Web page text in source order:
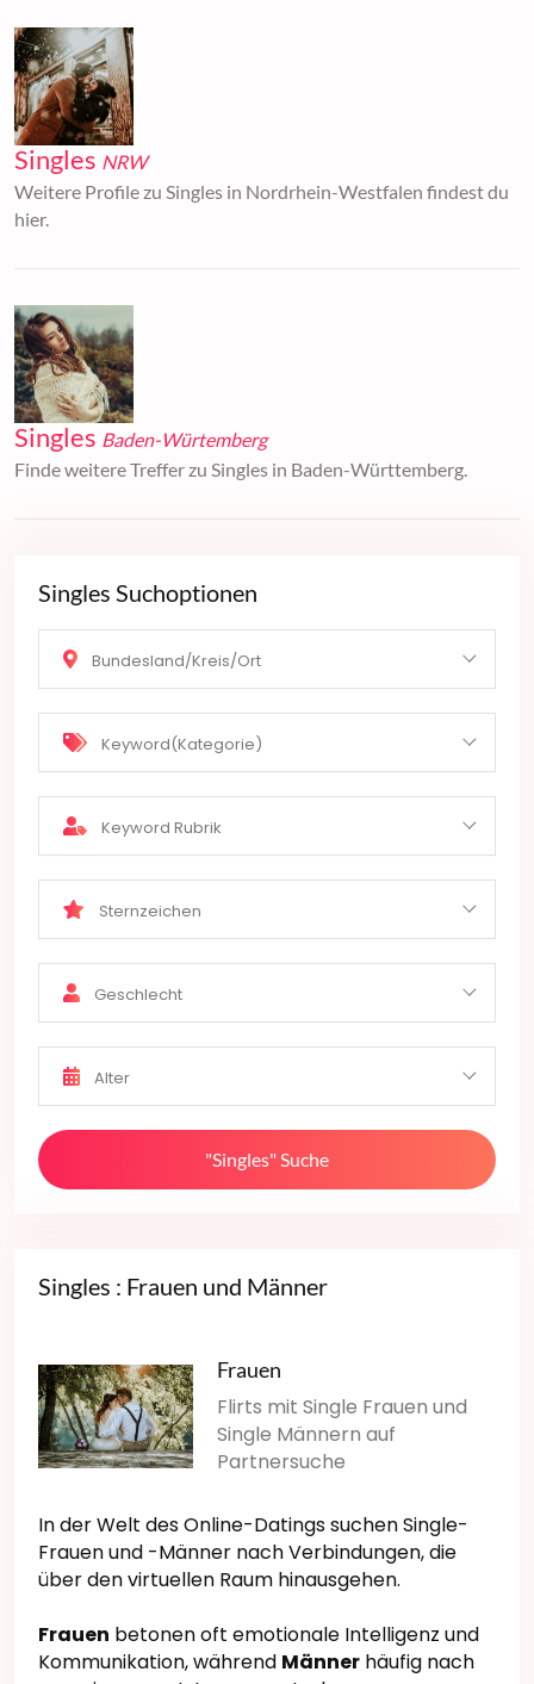
Singles NRW
Weitere Profile zu Singles in Nordrhein-Westfalen findest du
hier.
Singles Baden-Würtemberg
Finde weitere Treffer zu Singles in Baden-Württemberg.
Singles Suchoptionen
Bundesland/Kreis/Ort
Keyword(Kategorie)
Keyword Rubrik
Sternzeichen
Geschlecht
Alter
"Singles" Suche
Singles : Frauen und Männer
Frauen
Flirts mit Single Frauen und
Single Männern auf
Partnersuche
In der Welt des Online-Datings suchen Single-
Frauen und -Männer nach Verbindungen, die
über den virtuellen Raum hinausgehen.
Frauen betonen oft emotionale Intelligenz und
Kommunikation, während Männer häufig nach